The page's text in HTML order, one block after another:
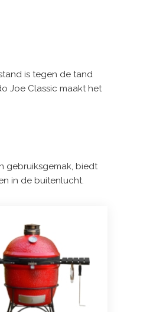
is tegen de tand
Joe Classic maakt het
gebruiksgemak, biedt
in de buitenlucht.